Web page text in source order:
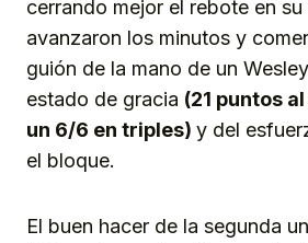
cerrando mejor el rebote en
avanzaron los minutos y
guión de la mano de un
estado de gracia (21 puntos
un 6/6 en triples) y del
el bloque.
El buen hacer de la segunda